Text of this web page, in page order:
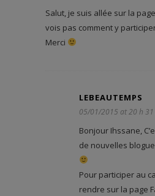
Salut, je suis allée sur la
vois pas comment y
Merci
LEBEAUTEMPS
05/01/2015 at 20 h 31
Bonjour Ihssane,
de nouvelles
Pour participer au
rendre sur la page